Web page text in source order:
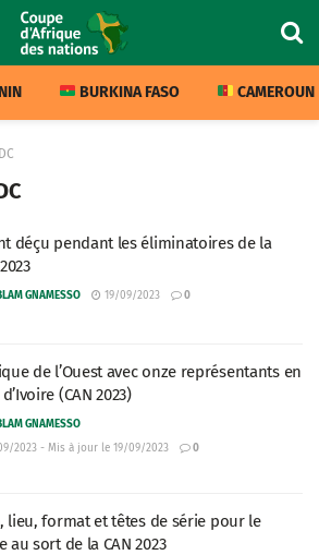
BURKINA FASO CAMEROUN
déçu pendant les éliminatoires de la
GNAMESSO 19/09/2023 0
de l’Ouest avec onze représentants en
(CAN 2023)
GNAMESSO
2023 - Mis à jour le 19/09/2023
0
lieu, format et têtes de série pour le
au sort de la CAN 2023